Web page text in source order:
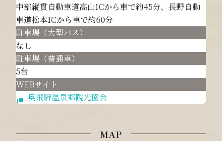
中部縦貫自動車道高山ICから車で約45分、長野自動
車道松本ICから車で約60分
駐車場（大型バス）
なし
駐車場（普通車）
5台
WEBサイト
奥飛騨温泉郷観光協会
MAP